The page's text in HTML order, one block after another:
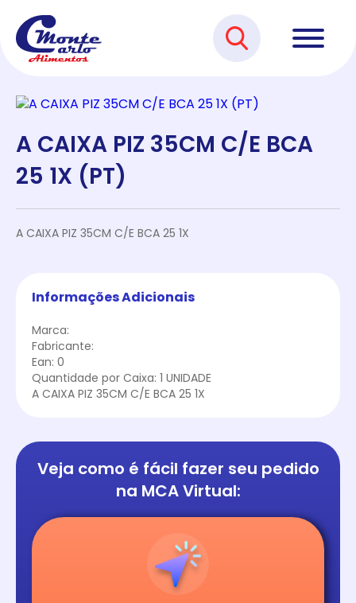
A CAIXA PIZ 35CM C/E BCA
25 1X (PT)
A CAIXA PIZ 35CM C/E BCA 25 1X
Informações Adicionais
Marca:
Fabricante:
Ean: 0
Quantidade por Caixa: 1 UNIDADE
A CAIXA PIZ 35CM C/E BCA 25 1X
Veja como é fácil fazer seu pedido
na MCA Virtual: